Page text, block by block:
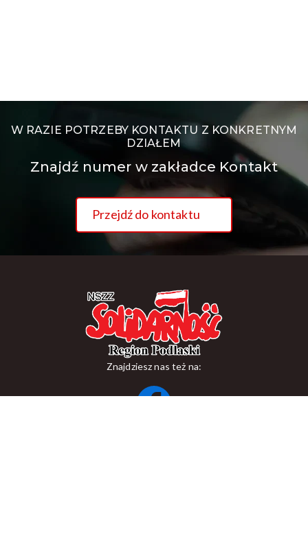
W RAZIE POTRZEBY KONTAKTU Z KONKRETNYM
DZIAŁEM
Znajdź numer w zakładce Kontakt
Przejdź do kontaktu
Znajdziesz nas też na: